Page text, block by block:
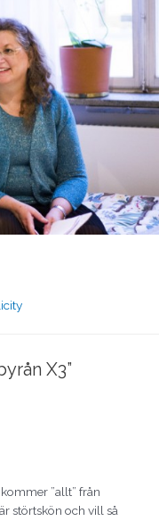
X3”
”allt” från
störtskön och vill så